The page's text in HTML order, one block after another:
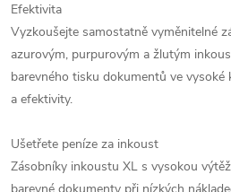
Efektivita
Vyzkoušejte samostatně vyměnitelné
azurovým, purpurovým a žlutým
barevného tisku dokumentů ve
a efektivity.
Ušetřete peníze za inkoust
Zásobníky inkoustu XL s vysokou